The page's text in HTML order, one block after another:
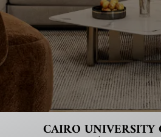
CAIRO UNIVERSITY